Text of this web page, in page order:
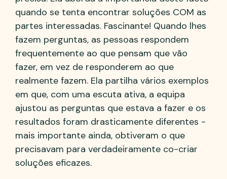
quando se tenta encontrar soluções COM as
partes interessadas. Fascinante! Quando lhes
fazem perguntas, as pessoas respondem
frequentemente ao que pensam que vão
fazer, em vez de responderem ao que
realmente fazem. Ela partilha vários exemplos
em que, com uma escuta ativa, a equipa
ajustou as perguntas que estava a fazer e os
resultados foram drasticamente diferentes -
mais importante ainda, obtiveram o que
precisavam para verdadeiramente co-criar
soluções eficazes.